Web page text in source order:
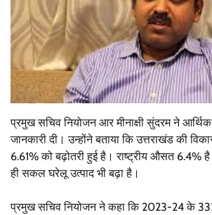
प्रमुख सचिव नियोजन आर मीनाक्षी सुंदरम ने आर्थिक
जानकारी दी। उन्होंने बताया कि उत्तराखंड की
6.61% को बढ़ोतरी हुई है। राष्ट्रीय औसत 6.4%
ही सकल घरेलू उत्पाद भी बढ़ा है।
प्रमुख सचिव नियोजन ने कहा कि 2023-24 के